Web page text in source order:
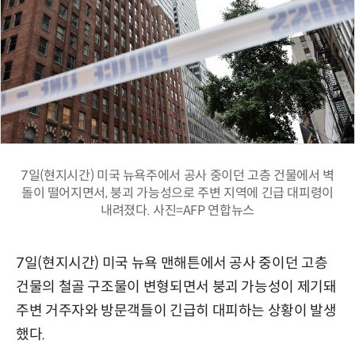
7일(현지시간) 미국 뉴욕주에서 공사 중이던 고층 건물에서 벽
돌이 떨어지면서, 붕괴 가능성으로 주변 지역에 긴급 대피령이
내려졌다. 사진=AFP 연합뉴스
7일(현지시간) 미국 뉴욕 맨해튼에서 공사 중이던 고층
건물의 철골 구조물이 변형되면서 붕괴 가능성이 제기돼
주변 거주자와 방문객들이 긴급히 대피하는 상황이 발생
했다.